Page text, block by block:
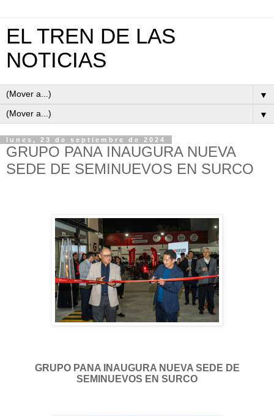
EL TREN DE LAS
NOTICIAS
▼
▼
lunes, 23 de septiembre de 2024
GRUPO PANA INAUGURA NUEVA
SEDE DE SEMINUEVOS EN SURCO
GRUPO PANA INAUGURA NUEVA SEDE DE
SEMINUEVOS EN SURCO